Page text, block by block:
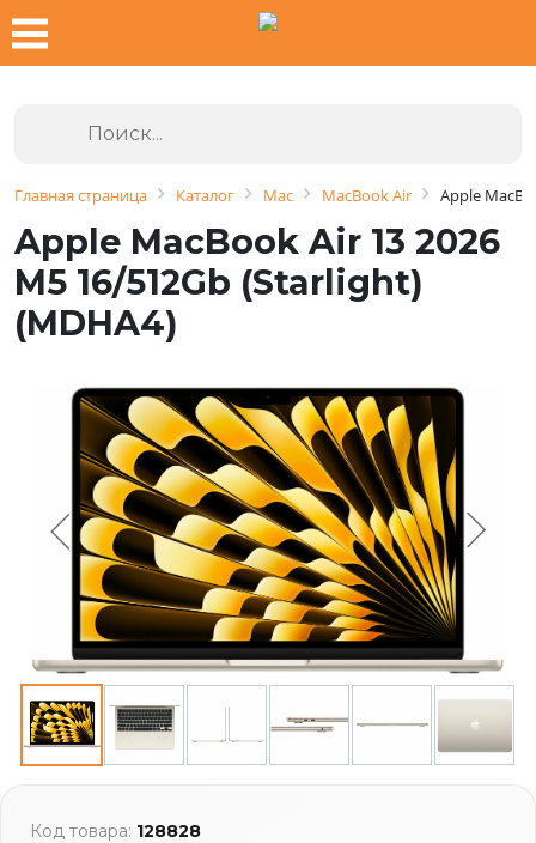
Главная страница Каталог Mac MacBook Air Apple
Apple MacBook Air 13 2026
M5 16/512Gb (Starlight)
(MDHA4)
Код товара: 128828